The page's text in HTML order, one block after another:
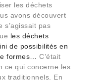
les déchets
avons découvert
s’agissait pas
les déchets
de possibilités en
formes…
C’était
ce qui concerne les
traditionnels. En